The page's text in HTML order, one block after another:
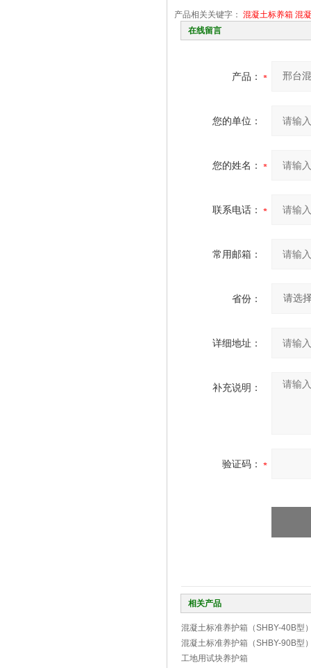
产品相关关键字： 混凝土标养箱 混
在线留言
产品：
您的单位：
您的姓名：
联系电话：
常用邮箱：
省份：
详细地址：
补充说明：
验证码：
相关产品
混凝土标准养护箱（SHBY-40B型
混凝土标准养护箱（SHBY-90B型
工地用试块养护箱